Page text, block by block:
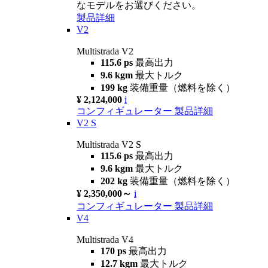
なモデルをお選びください。
製品詳細
V2
Multistrada V2
115.6 ps 最高出力
9.6 kgm 最大トルク
199 kg 装備重量（燃料を除く）
¥ 2,124,000 i
コンフィギュレーター 製品詳細
V2 S
Multistrada V2 S
115.6 ps 最高出力
9.6 kgm 最大トルク
202 kg 装備重量（燃料を除く）
¥ 2,350,000～ i
コンフィギュレーター 製品詳細
V4
Multistrada V4
170 ps 最高出力
12.7 kgm 最大トルク